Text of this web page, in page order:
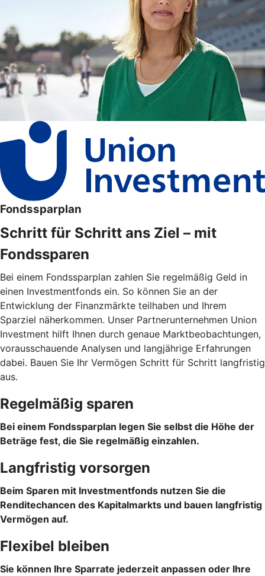
Fondssparplan
Schritt für Schritt ans Ziel – mit
Fondssparen
Bei einem Fondssparplan zahlen Sie regelmäßig Geld in
einen Investmentfonds ein. So können Sie an der
Entwicklung der Finanzmärkte teilhaben und Ihrem
Sparziel näherkommen. Unser Partnerunternehmen Union
Investment hilft Ihnen durch genaue Marktbeobachtungen,
vorausschauende Analysen und langjährige Erfahrungen
dabei. Bauen Sie Ihr Vermögen Schritt für Schritt langfristig
aus.
Regelmäßig sparen
Bei einem Fondssparplan legen Sie selbst die Höhe der
Beträge fest, die Sie regelmäßig einzahlen.
Langfristig vorsorgen
Beim Sparen mit Investmentfonds nutzen Sie die
Renditechancen des Kapitalmarkts und bauen langfristig
Vermögen auf.
Flexibel bleiben
Sie können Ihre Sparrate jederzeit anpassen oder Ihre